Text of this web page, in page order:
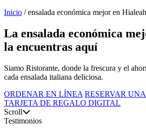
Inicio / ensalada económica mejor en Hialeah
La ensalada económica
la encuentras aquí
Siamo Ristorante, donde la frescura y el
cada ensalada italiana deliciosa.
ORDENAR EN LÍNEA RESERVAR
TARJETA DE REGALO DIGITAL
Scroll
Testimonios